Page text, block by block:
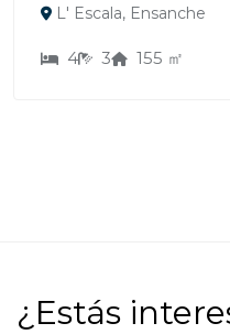
L' Escala, Ensanche
4 3 155 ㎡
¿Estás